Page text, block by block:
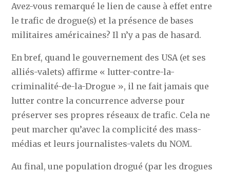
Avez-vous remarqué le lien de cause à effet entre
le trafic de drogue(s) et la présence de bases
militaires américaines? Il n’y a pas de hasard.
En bref, quand le gouvernement des USA (et ses
alliés-valets) affirme « lutter-contre-la-
criminalité-de-la-Drogue », il ne fait jamais que
lutter contre la concurrence adverse pour
préserver ses propres réseaux de trafic. Cela ne
peut marcher qu’avec la complicité des mass-
médias et leurs journalistes-valets du NOM.
Au final, une population drogué (par les drogues